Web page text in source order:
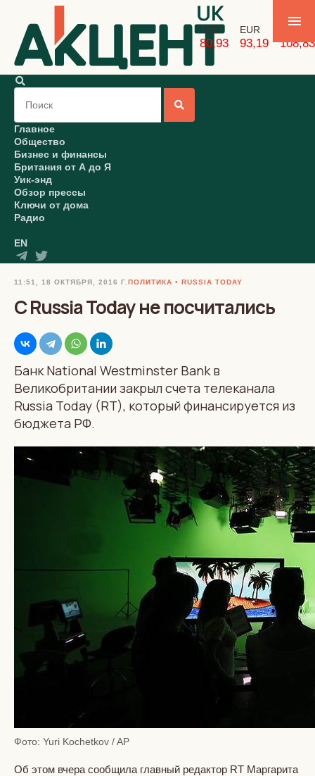
USD
80,93
EUR
93,19 108,83
Главное
Общество
Бизнес и финансы
Британия от А до Я
Уик-энд
Обзор прессы
Ключи от дома
Радио
EN
11:51, 18 ОКТЯБРЯ, 2016 Г. ПОЛИТИКА RUSSIA TODAY
С Russia Today не посчитались
Банк National Westminster Bank в
Великобритании закрыл счета телеканала
Russia Today (RT), который финансируется из
бюджета РФ.
Фото: Yuri Kochetkov / AP
Об этом вчера сообщила главный редактор RT Маргарита